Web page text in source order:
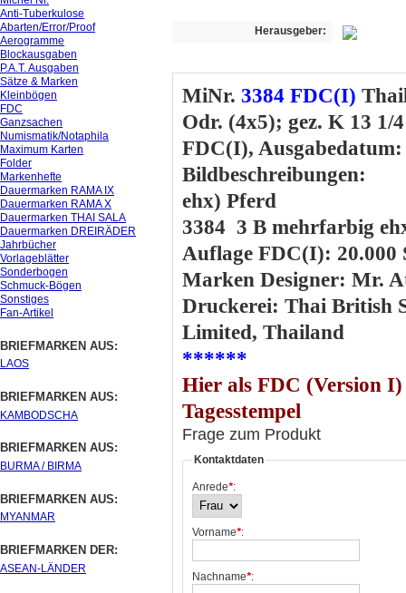
Herausgeber:
MiNr. 3384 FDC(I)
Odr. (4x5); gez. K 13 1/4
FDC(I), Ausgabedatum:
Bildbeschreibungen:
ehx) Pferd
3384 3 B mehrfarbig
Auflage FDC(I): 20.000
Marken Designer: Mr.
Druckerei: Thai British
Limited, Thailand
******
Hier als FDC (Version
Tagesstempel
Frage zum Produkt
Kontaktdaten
Anrede*:
Vorname*:
Nachname*:
Anti-Tuberkulose
Abarten/Error/Proof
Aerogramme
Blockausgaben
P.A.T. Ausgaben
Sätze & Marken
Kleinbögen
FDC
Ganzsachen
Numismatik/Notaphila
Maximum Karten
Folder
Markenhefte
Dauermarken RAMA IX
Dauermarken RAMA X
Dauermarken THAI SALA
Dauermarken DREIRÄDER
Jahrbücher
Vorlageblätter
Sonderbogen
Schmuck-Bögen
Sonstiges
Fan-Artikel
BRIEFMARKEN AUS:
LAOS
BRIEFMARKEN AUS:
KAMBODSCHA
BRIEFMARKEN AUS:
BURMA / BIRMA
BRIEFMARKEN AUS:
MYANMAR
BRIEFMARKEN DER:
ASEAN-LÄNDER